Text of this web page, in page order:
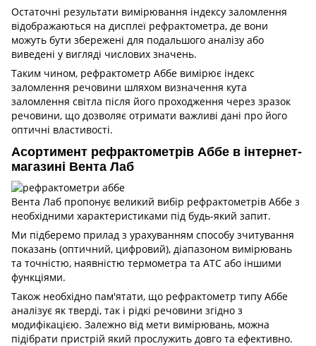
Остаточні результати вимірювання індексу заломлення
відображаються на дисплеї рефрактометра, де вони
можуть бути збережені для подальшого аналізу або
виведені у вигляді числових значень.
Таким чином, рефрактометр Аббе вимірює індекс
заломлення речовини шляхом визначення кута
заломлення світла після його проходження через зразок
речовини, що дозволяє отримати важливі дані про його
оптичні властивості.
Асортимент рефрактометрів Аббе в інтернет-
магазині Вента Лаб
Вента Лаб пропонує великий вибір рефрактометрів Аббе з
необхідними характеристиками під будь-який запит.
Ми підберемо прилад з урахуванням способу зчитування
показань (оптичний, цифровий), діапазоном вимірювань
та точністю, наявністю термометра та АТС або іншими
функціями.
Також необхідно пам'ятати, що рефрактометр типу Аббе
аналізує як тверді, так і рідкі речовини згідно з
модифікацією. Залежно від мети вимірювань, можна
підібрати пристрій який прослужить довго та ефективно.